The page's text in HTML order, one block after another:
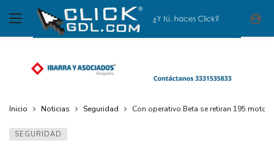
Inicio Noticias Seguridad Con operativo Beta se retiran 195
SEGURIDAD